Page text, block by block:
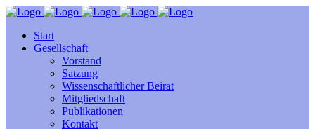
Start
Gesellschaft
Vorstand
Satzung
Wissenschaftlicher Beirat
Mitgliedschaft
Publikationen
Kontakt